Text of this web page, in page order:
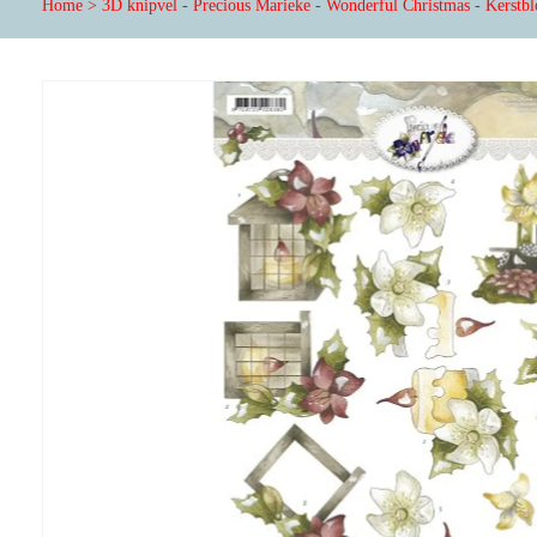
Home > 3D knipvel - Precious Marieke - Wonderful Christmas -